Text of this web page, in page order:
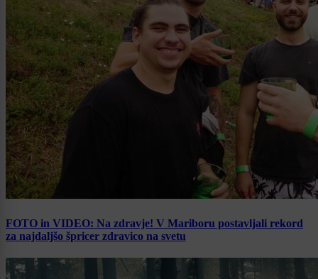
FOTO in VIDEO: Na zdravje! V Mariboru postavljali rekord
za najdaljšo špricer zdravico na svetu